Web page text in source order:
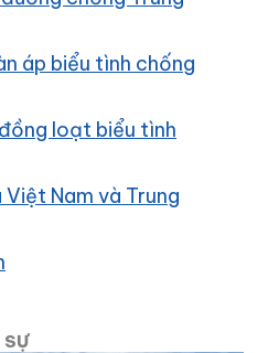
áp biểu tình chống
loạt biểu tình
Nam và Trung
SỰ